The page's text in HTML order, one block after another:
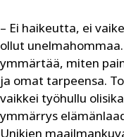
– Ei haikeutta, ei
ollut
ymmärtää, miten
ja omat tarpeensa.
vaikkei työhullu
ymmärrys
Unikien